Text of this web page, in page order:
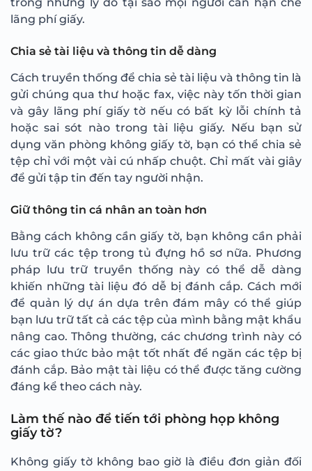
trong những lý do tại sao mọi người cần hạn chế
lãng phí giấy.
Chia sẻ tài liệu và thông tin dễ dàng
Cách truyền thống để chia sẻ tài liệu và thông tin là
gửi chúng qua thư hoặc fax, việc này tốn thời gian
và gây lãng phí giấy tờ nếu có bất kỳ lỗi chính tả
hoặc sai sót nào trong tài liệu giấy. Nếu bạn sử
dụng văn phòng không giấy tờ, bạn có thể chia sẻ
tệp chỉ với một vài cú nhấp chuột. Chỉ mất vài giây
để gửi tập tin đến tay người nhận.
Giữ thông tin cá nhân an toàn hơn
Bằng cách không cần giấy tờ, bạn không cần phải
lưu trữ các tệp trong tủ đựng hồ sơ nữa. Phương
pháp lưu trữ truyền thống này có thể dễ dàng
khiến những tài liệu đó dễ bị đánh cắp. Cách mới
để quản lý dự án dựa trên đám mây có thể giúp
bạn lưu trữ tất cả các tệp của mình bằng mật khẩu
nâng cao. Thông thường, các chương trình này có
các giao thức bảo mật tốt nhất để ngăn các tệp bị
đánh cắp. Bảo mật tài liệu có thể được tăng cường
đáng kể theo cách này.
Làm thế nào để tiến tới phòng họp không
giấy tờ?
Không giấy tờ không bao giờ là điều đơn giản đối